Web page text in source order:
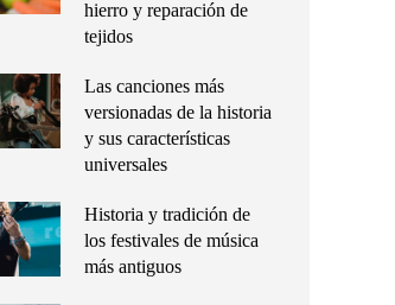
hierro y reparación de
tejidos
Las canciones más
versionadas de la historia
y sus características
universales
Historia y tradición de
los festivales de música
más antiguos